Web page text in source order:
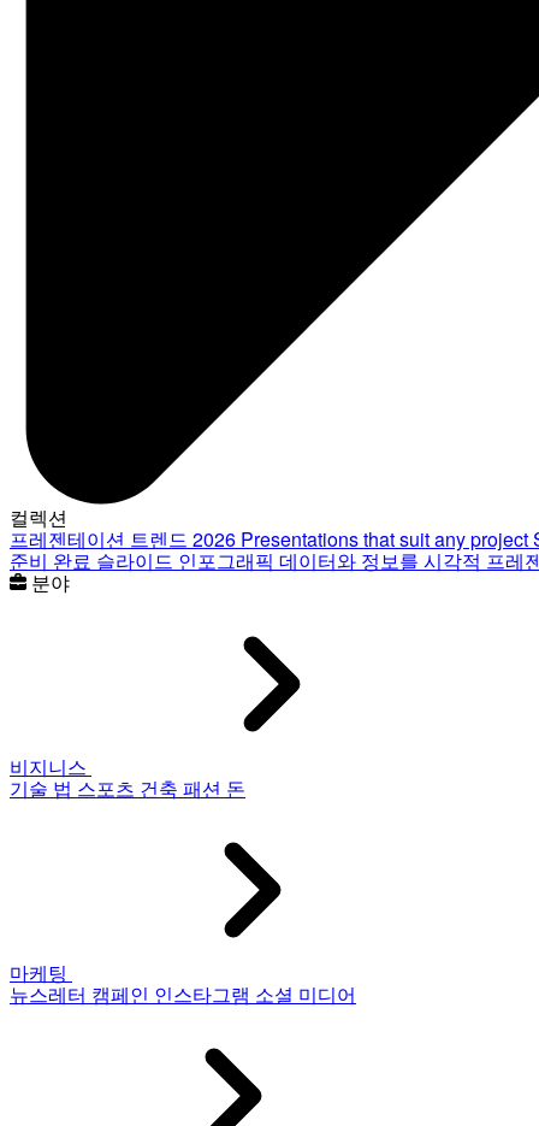
컬렉션
프레젠테이션 트렌드 2026 Presentations that suit any project
준비 완료 슬라이드 인포그래픽 데이터와 정보를 시각적 프레
분야
비지니스
기술 법 스포츠 건축 패션 돈
마케팅
뉴스레터 캠페인 인스타그램 소셜 미디어